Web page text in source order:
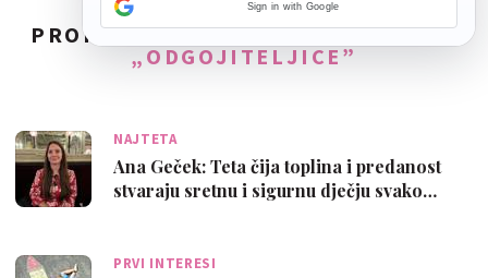
PRONAĐENO24REZULTATA ZA TAG
„ODGOJITELJICE”
NAJTETA
Ana Geček: Teta čija toplina i predanost
stvaraju sretnu i sigurnu dječju svako…
PRVI INTERESI
Sign in with Google